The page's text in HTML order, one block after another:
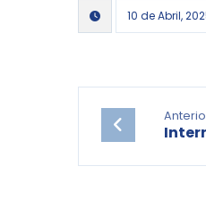
10 de Abril,